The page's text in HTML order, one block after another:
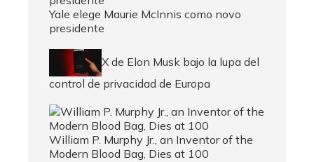
Yale elege Maurie McInnis como novo
presidente
X de Elon Musk bajo la lupa del
control de privacidad de Europa
William P. Murphy Jr., an Inventor of the
Modern Blood Bag, Dies at 100